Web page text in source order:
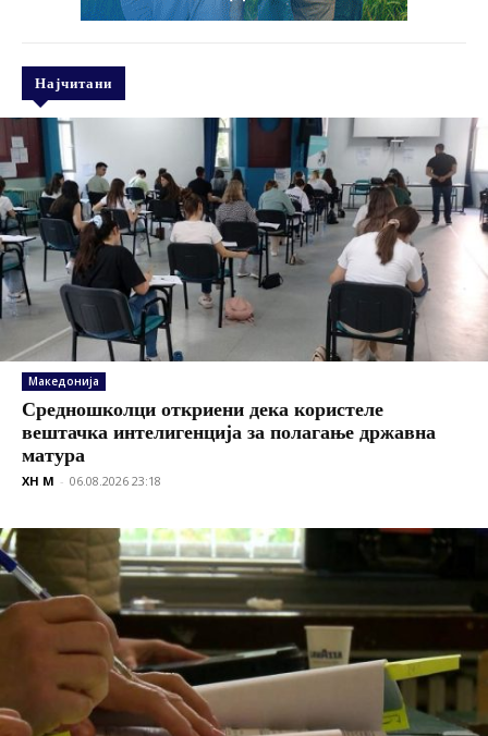
Најчитани
Македонија
Средношколци откриени дека користеле
вештачка интелигенција за полагање државна
матура
XH M - 06.08.2026 23:18